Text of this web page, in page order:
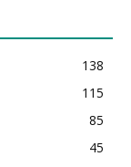
138
115
85
45